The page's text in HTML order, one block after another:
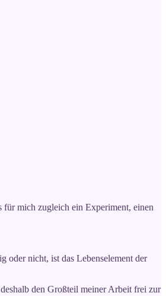
für mich zugleich ein Experiment, einen
oder nicht, ist das Lebenselement der
den Großteil meiner Arbeit frei zur